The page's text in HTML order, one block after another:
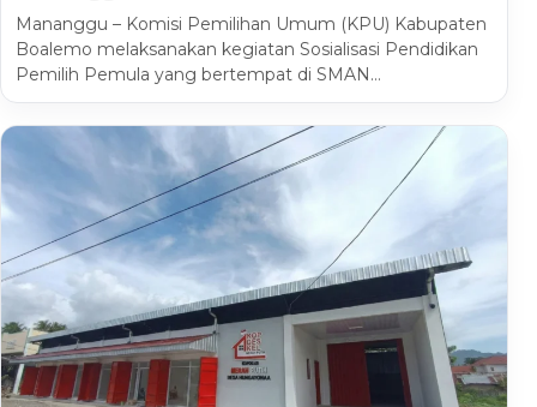
Mananggu – Komisi Pemilihan Umum (KPU) Kabupaten
Boalemo melaksanakan kegiatan Sosialisasi Pendidikan
Pemilih Pemula yang bertempat di SMAN…